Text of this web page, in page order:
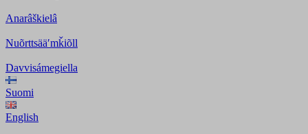
Anarâškielâ
Nuõrttsääʹmǩiõll
Davvisámegiella
Suomi
English